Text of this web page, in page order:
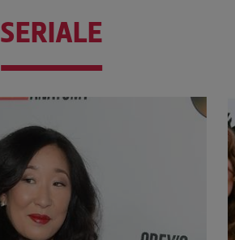
SERIALE